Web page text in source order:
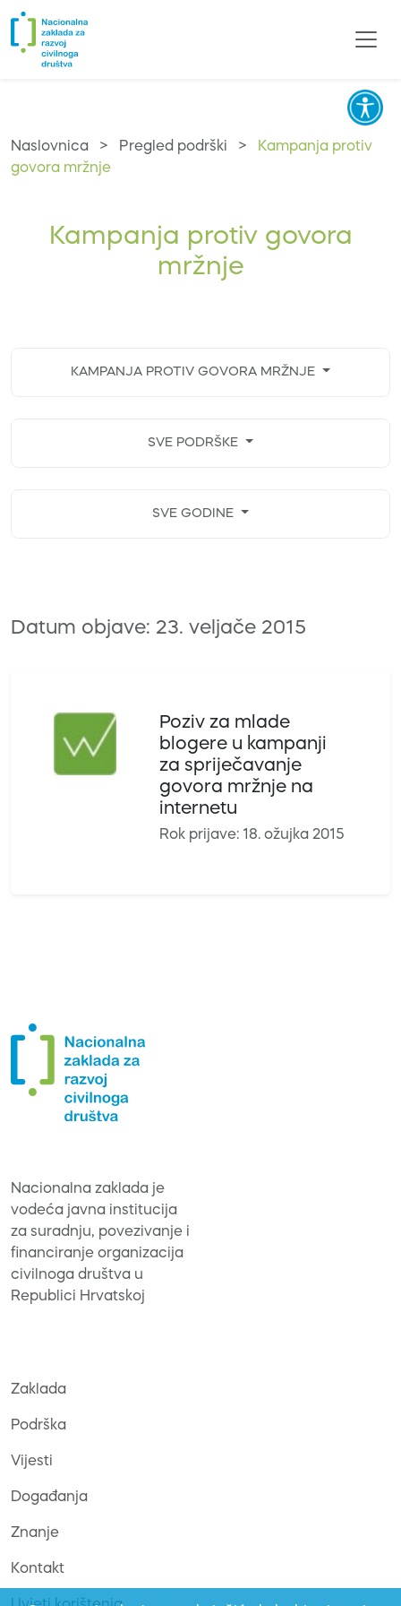
Naslovnica > Pregled podrški >
Kampanja protiv
govora mržnje
Kampanja protiv govora
mržnje
KAMPANJA PROTIV GOVORA MRŽNJE
SVE PODRŠKE
SVE GODINE
Datum objave: 23. veljače 2015
Poziv za mlade
blogere u kampanji
za spriječavanje
govora mržnje na
internetu
Rok prijave: 18. ožujka 2015
Nacionalna zaklada je
vodeća javna institucija
za suradnju, povezivanje i
financiranje organizacija
civilnoga društva u
Republici Hrvatskoj
Zaklada
Podrška
Vijesti
Događanja
Znanje
Kontakt